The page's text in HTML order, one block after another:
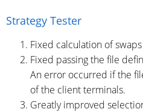
Strategy Tester
Fixed calculation of
Fixed passing the file
An error occurred if the
of the client terminals.
Greatly improved